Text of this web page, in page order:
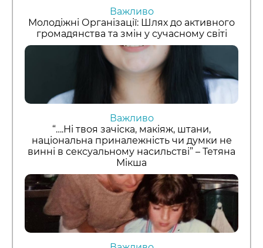
Важливо
Молодіжні Організації: Шлях до активного
громадянства та змін у сучасному світі
Важливо
“….Ні твоя зачіска, макіяж, штани,
національна приналежність чи думки не
винні в сексуальному насильстві” – Тетяна
Мікша